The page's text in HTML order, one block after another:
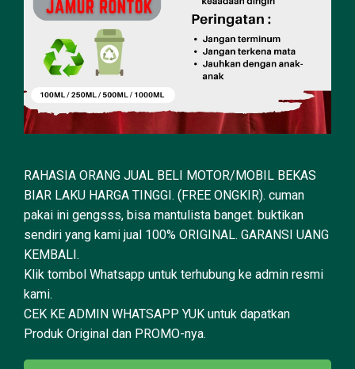
RAHASIA ORANG JUAL BELI MOTOR/MOBIL BEKAS
BIAR LAKU HARGA TINGGI. (FREE ONGKIR). cuman
pakai ini gengsss, bisa mantulista banget. buktikan
sendiri yang kami jual 100% ORIGINAL. GARANSI UANG
KEMBALI.
Klik tombol Whatsapp untuk terhubung ke admin resmi
kami.
CEK KE ADMIN WHATSAPP YUK untuk dapatkan
Produk Original dan PROMO-nya.